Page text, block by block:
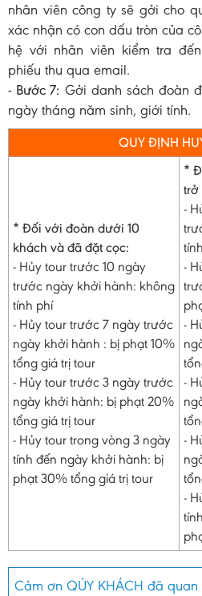
nhân viên công ty sẽ gởi cho
xác nhận có con dấu tròn của
hệ với nhân viên kiểm tra
phiếu thu qua email.
- Bước 7: Gởi danh sách đoàn
ngày tháng năm sinh, giới tính.
QUY ĐỊNH
* Đối với đoàn dưới 10
khách và đã đặt cọc:
- Hủy tour trước 10 ngày
trước ngày khởi hành: không
tính phí
- Hủy tour trước 7 ngày trước
ngày khởi hành : bị phạt 10%
tổng giá trị tour
- Hủy tour trước 3 ngày trước
ngày khởi hành: bị phạt 20%
tổng giá trị tour
- Hủy tour trong vòng 3 ngày
tính đến ngày khởi hành: bị
phạt 30% tổng giá trị tour
*
trở
-
-
-
-
-
-
Cảm ơn QÚY KHÁCH đã